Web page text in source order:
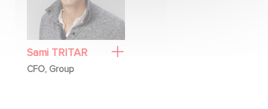
Sami TRITAR
CFO, Group